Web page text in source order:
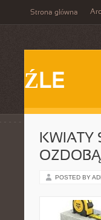
Strona główna
ŹLE
KWIATY
POSTED BY